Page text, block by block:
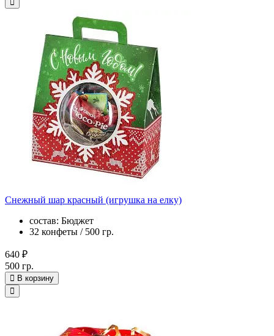
Снежный шар красный (игрушка на елку)
состав: Бюджет
32 конфеты / 500 гр.
640 ₽
500 гр.
В корзину